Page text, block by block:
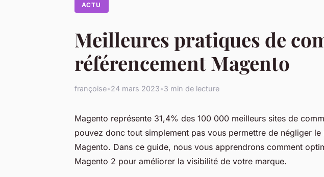
ACTU
Meilleures pratiques de
référencement Magento
françoise•24 mars 2023•3 min de lecture
Magento représente 31,4% des 100 000 meilleurs sites de
pouvez donc tout simplement pas vous permettre de négliger le
Magento. Dans ce guide, nous vous apprendrons comment
Magento 2 pour améliorer la visibilité de votre marque.